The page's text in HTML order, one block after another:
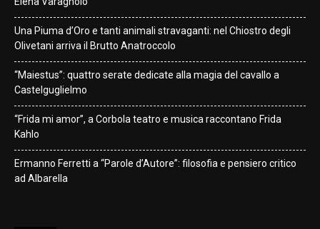
Una Piuma d’Oro e tanti animali stravaganti: nel Chiostro degli
Olivetani arriva il Brutto Anatroccolo
“Maiestus”: quattro serate dedicate alla magia del cavallo a
Castelguglielmo
“Frida mi amor”, a Corbola teatro e musica raccontano Frida
Kahlo
Ermanno Ferretti a “Parole d’Autore”: filosofia e pensiero critico
ad Albarella